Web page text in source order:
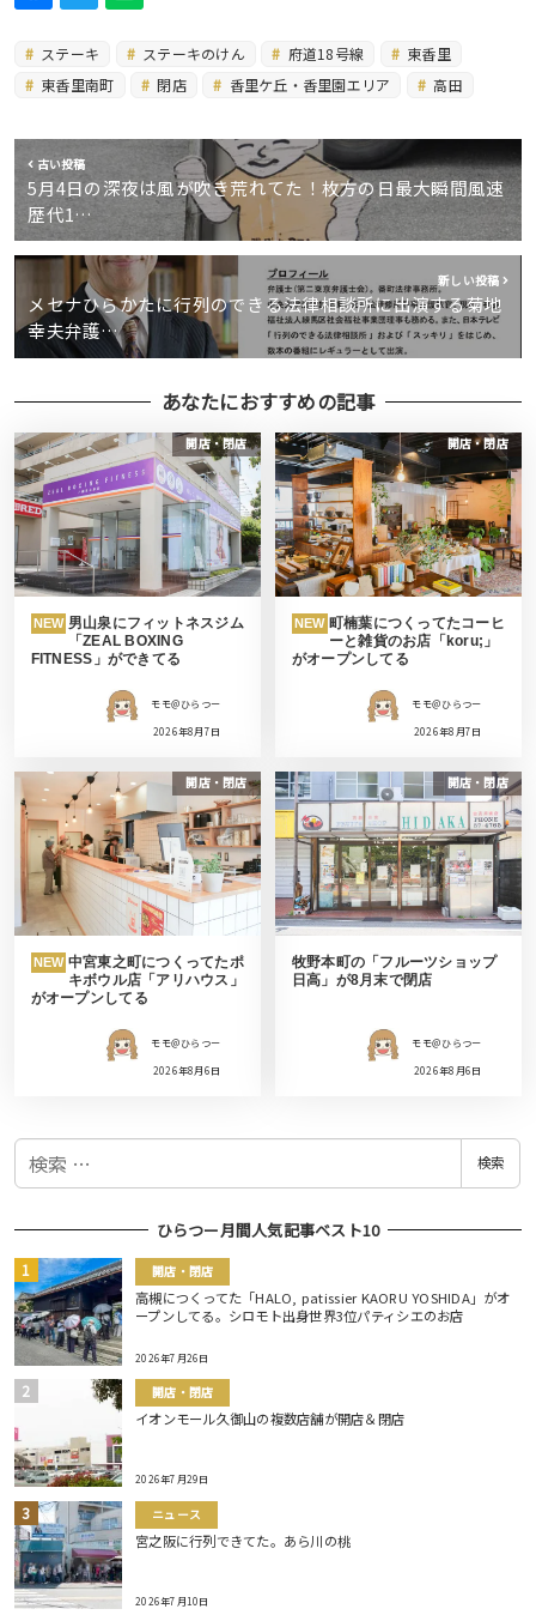
ステーキ ステーキのけん 府道18号線
東香里
東香里南町
閉店 香里ケ丘・香里園エリア 高田
古い投稿
5月4日の深夜は風が吹き荒れてた！枚方の日最大瞬間風速
歴代1…
新しい投稿
メセナひらかたに行列のできる法律相談所に出演する菊地
幸夫弁護…
あなたにおすすめの記事
開店・閉店
NEW 男山泉にフィットネスジム
「ZEAL BOXING
FITNESS」ができてる
モモ＠ひらつー
2026年8月7日
開店・閉店
NEW 町楠葉につくってたコーヒ
ーと雑貨のお店「koru;」
がオープンしてる
モモ＠ひらつー
2026年8月7日
開店・閉店
NEW 中宮東之町につくってたポ
キボウル店「アリハウス」
がオープンしてる
モモ＠ひらつー
2026年8月6日
開店・閉店
牧野本町の「フルーツショップ
日高」が8月末で閉店
モモ＠ひらつー
2026年8月6日
検
検索
ひらつー月間人気記事ベスト10
開店・閉店
高槻につくってた「HALO, patissier KAORU YOSHIDA」がオ
ープンしてる。シロモト出身世界3位パティシエのお店
2026年7月26日
開店・閉店
イオンモール久御山の複数店舗が開店＆閉店
2026年7月29日
ニュース
宮之阪に行列できてた。あら川の桃
2026年7月10日